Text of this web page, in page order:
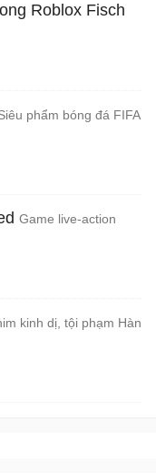
Roblox Fisch
phẩm bóng đá FIFA
Game live-action
kinh dị, tội phạm Hàn